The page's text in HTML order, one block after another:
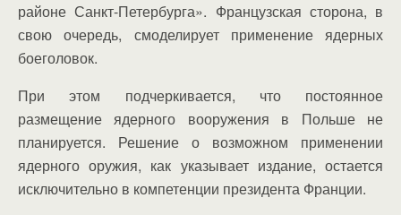
районе Санкт-Петербурга». Французская сторона, в
свою очередь, смоделирует применение ядерных
боеголовок.
При этом подчеркивается, что постоянное
размещение ядерного вооружения в Польше не
планируется. Решение о возможном применении
ядерного оружия, как указывает издание, остается
исключительно в компетенции президента Франции.